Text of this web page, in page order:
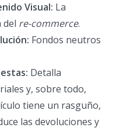
Visual: La
del re-commerce.
Fondos neutros
Detalla
y, sobre todo,
tiene un rasguño,
las devoluciones y